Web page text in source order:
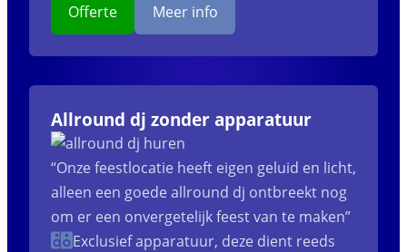
Offerte Meer info
Allround dj zonder apparatuur
“Onze feestlocatie heeft eigen geluid en licht,
alleen een goede allround dj ontbreekt nog
om er een onvergetelijk feest van te maken”
Exclusief apparatuur, deze dient reeds